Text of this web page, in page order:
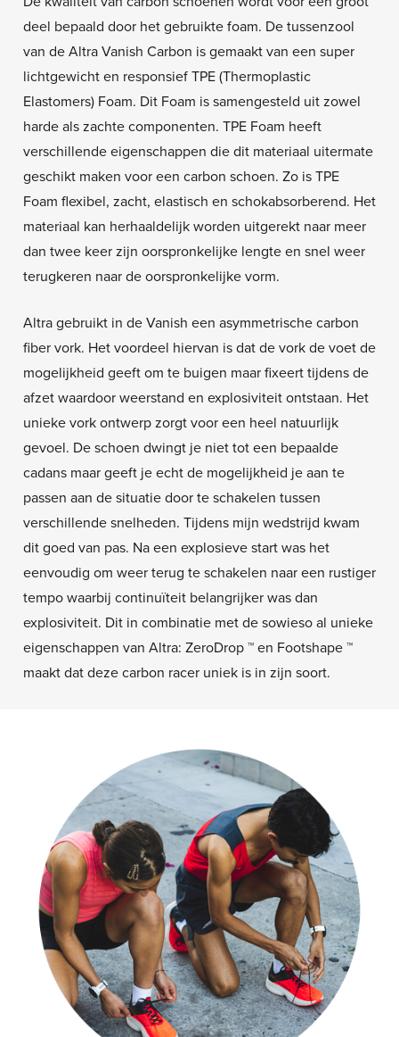
deel bepaald door het gebruikte foam. De tussenzool
van de Altra Vanish Carbon is gemaakt van een super
lichtgewicht en responsief TPE (Thermoplastic
Elastomers) Foam. Dit Foam is samengesteld uit zowel
harde als zachte componenten. TPE Foam heeft
verschillende eigenschappen die dit materiaal uitermate
geschikt maken voor een carbon schoen. Zo is TPE
Foam flexibel, zacht, elastisch en schokabsorberend. Het
materiaal kan herhaaldelijk worden uitgerekt naar meer
dan twee keer zijn oorspronkelijke lengte en snel weer
terugkeren naar de oorspronkelijke vorm.
Altra gebruikt in de Vanish een asymmetrische carbon
fiber vork. Het voordeel hiervan is dat de vork de voet de
mogelijkheid geeft om te buigen maar fixeert tijdens de
afzet waardoor weerstand en explosiviteit ontstaan. Het
unieke vork ontwerp zorgt voor een heel natuurlijk
gevoel. De schoen dwingt je niet tot een bepaalde
cadans maar geeft je echt de mogelijkheid je aan te
passen aan de situatie door te schakelen tussen
verschillende snelheden. Tijdens mijn wedstrijd kwam
dit goed van pas. Na een explosieve start was het
eenvoudig om weer terug te schakelen naar een rustiger
tempo waarbij continuïteit belangrijker was dan
explosiviteit. Dit in combinatie met de sowieso al unieke
eigenschappen van Altra: ZeroDrop ™ en Footshape ™
maakt dat deze carbon racer uniek is in zijn soort.